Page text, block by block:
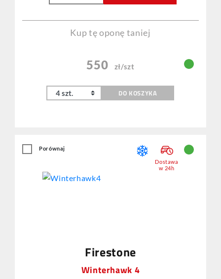
Kup tę oponę taniej
550 zł/szt
DO KOSZYKA
Firestone
Winterhawk 4
Porównaj
Dostawa
w 24h